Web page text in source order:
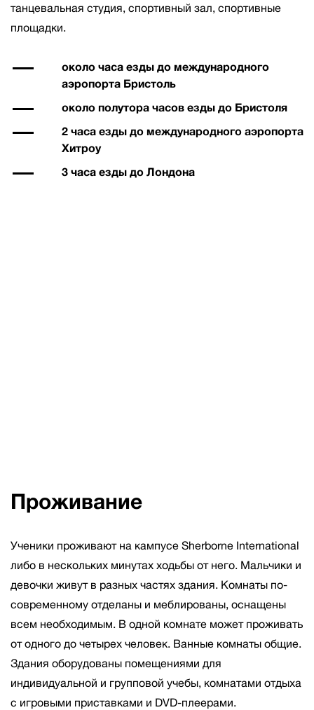
танцевальная студия, спортивный зал, спортивные
площадки.
около часа езды до международного
аэропорта Бристоль
около полутора часов езды до Бристоля
2 часа езды до международного аэропорта
Хитроу
3 часа езды до Лондона
Проживание
Ученики проживают на кампусе Sherborne International
либо в нескольких минутах ходьбы от него. Мальчики и
девочки живут в разных частях здания. Комнаты по-
современному отделаны и меблированы, оснащены
всем необходимым. В одной комнате может проживать
от одного до четырех человек. Ванные комнаты общие.
Здания оборудованы помещениями для
индивидуальной и групповой учебы, комнатами отдыха
с игровыми приставками и DVD-плеерами.